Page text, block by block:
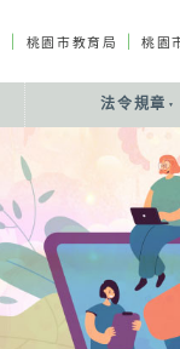
桃園市教育局 桃園
法令規章